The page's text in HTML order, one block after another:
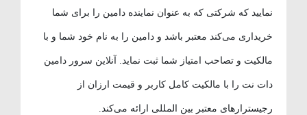
نمایید که شرکتی که به عنوان نماینده دامین را برای شما
خریداری می‌کند معتبر باشد و دامین را به نام خود شما و با
مالکیت و تصاحب امتیاز شما ثبت نماید. آنلاین سرور دامین
دات نت را با مالکیت کامل کاربر و قیمت ارزان از
رجیسترارهای معتبر بین المللی ارائه می‌کند.